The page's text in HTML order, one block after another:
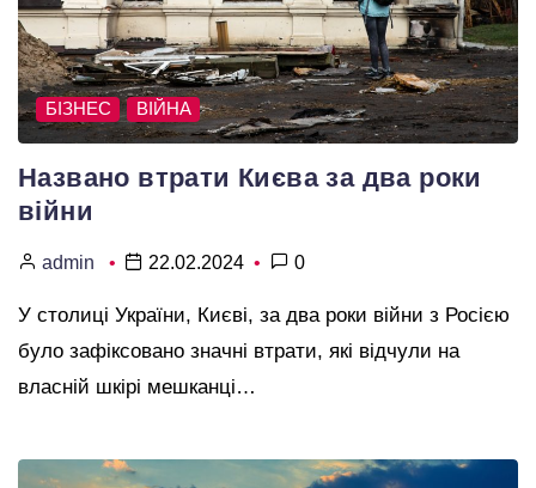
БІЗНЕС ВІЙНА
Названо втрати Києва за два роки
війни
admin 22.02.2024 0
У столиці України, Києві, за два роки війни з Росією
було зафіксовано значні втрати, які відчули на
власній шкірі мешканці…